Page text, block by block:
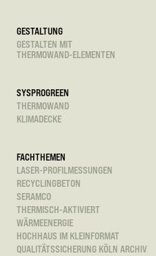
GESTALTUNG
GESTALTEN MIT
THERMOWAND-ELEMENTEN
SYSPROGREEN
THERMOWAND
KLIMADECKE
FACHTHEMEN
LASER-PROFILMESSUNGEN
RECYCLINGBETON
SERAMCO
THERMISCH-AKTIVIERT
WÄRMEENERGIE
HOCHHAUS IM KLEINFORMAT
QUALITÄTSSICHERUNG KÖLN ARCHIV